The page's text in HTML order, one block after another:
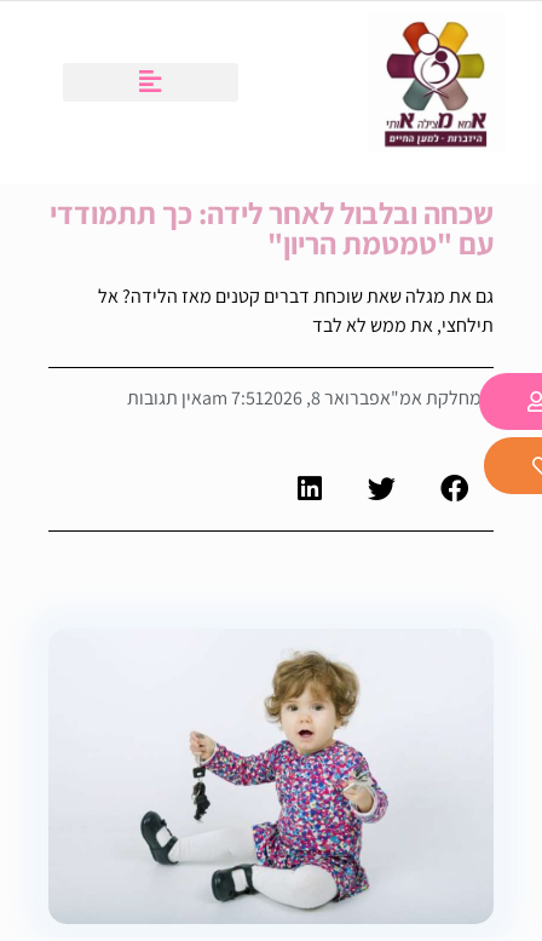
שכחה ובלבול לאחר לידה: כך תתמודדי
עם "טמטמת הריון"
גם את מגלה שאת שוכחת דברים קטנים מאז הלידה? אל
תילחצי, את ממש לא לבד
מחלקת אמ"אפברואר 8, 2026 7:51 am אין תגובות